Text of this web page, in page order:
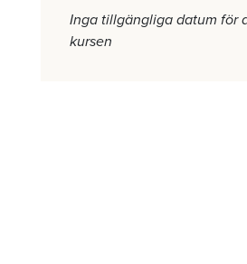
Inga tillgängliga datum för
kursen